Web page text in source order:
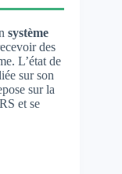
système
des
L’état de
sur son
sur la
et se